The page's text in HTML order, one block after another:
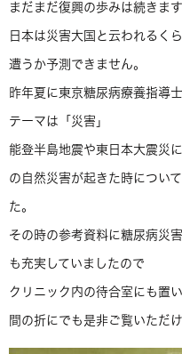
まだまだ復興の歩みは続きます
日本は災害大国と云われるく
遭うか予測できません。
昨年夏に東京糖尿病療養指導
テーマは「災害」
能登半島地震や東日本大震災
の自然災害が起きた時につい
た。
その時の参考資料に糖尿病災
も充実していましたので
クリニック内の待合室にも置
間の折にでも是非ご覧いただ